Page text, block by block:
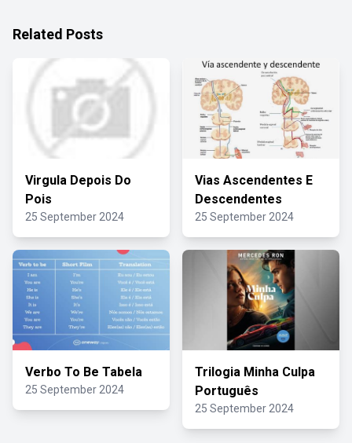
Related Posts
Virgula Depois Do
Pois
25 September 2024
Vias Ascendentes E
Descendentes
25 September 2024
Verbo To Be Tabela
25 September 2024
Trilogia Minha Culpa
Português
25 September 2024